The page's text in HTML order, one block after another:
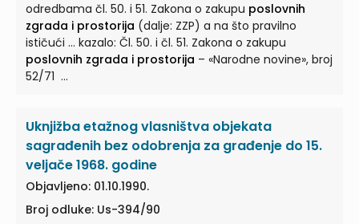
odredbama čl. 50. i 51. Zakona o zakupu poslovnih
zgrada i prostorija (dalje: ZZP) a na što pravilno
ističući ... kazalo: Čl. 50. i čl. 51. Zakona o zakupu
poslovnih zgrada i prostorija – «Narodne novine», broj
52/71 ...
Uknjižba etažnog vlasništva objekata
sagrađenih bez odobrenja za građenje do 15.
veljače 1968. godine
Objavljeno: 01.10.1990.
Broj odluke: Us-394/90